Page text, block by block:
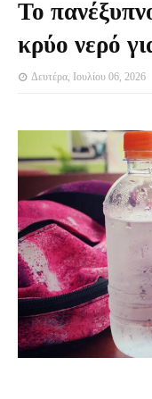
Το
κρύο νερό
Δευτέρα, Ιουλίου 06, 2026